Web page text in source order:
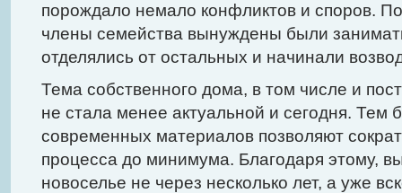
порождало немало конфликтов и споров.
члены семейства вынуждены были
отделялись от остальных и начинали
Тема собственного дома, в том числе и
не стала менее актуальной и сегодня. Тем
современных материалов позволяют
процесса до минимума. Благодаря этому,
новоселье не через несколько лет, а уже